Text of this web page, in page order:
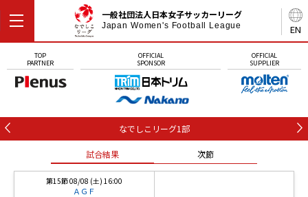
EN
一般社団法人日本女子サッカーリーグ
Japan Women's Football League
TOP
PARTNER
OFFICIAL
SPONSOR
OFFICIAL
SUPPLIER
なでしこリーグ1部
試合結果 次節
第15節 08/08 (土) 16:00
ＡＧＦ